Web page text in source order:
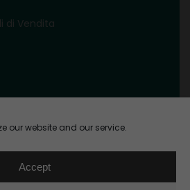
our website and our service.
Accept
di Vendita